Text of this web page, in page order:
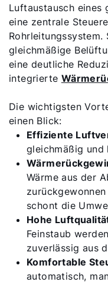
Luftaustausch eines
eine zentrale
gleichmäßige
eine deutliche
integrierte
Die wichtigsten
einen Blick:
Effiziente
gleichmäßig
Wärme aus der
schont die
Hohe
Feinstaub
zuverlässig aus
Komfortable
automatisch,